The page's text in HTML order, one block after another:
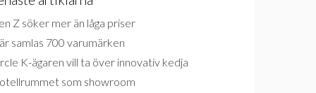
Z söker mer än låga priser
samlas 700 varumärken
K-ägaren vill ta över innovativ kedja
som showroom